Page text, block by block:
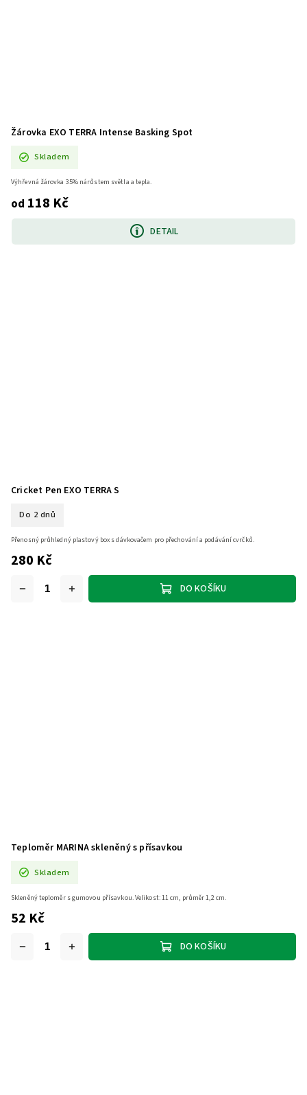
Žárovka EXO TERRA Intense Basking Spot
Skladem
od 118 Kč
DETAIL
Výhřevná žárovka 35% nárůstem světla a tepla.
Cricket Pen EXO TERRA S
Do 2 dnů
280 Kč
DO KOŠÍKU
Přenosný průhledný plastový box s dávkovačem pro přechování a podávání cvrčků.
Teploměr MARINA skleněný s přísavkou
Skladem
52 Kč
DO KOŠÍKU
Skleněný teploměr s gumovou přísavkou. Velikost: 11 cm, průměr 1,2 cm.